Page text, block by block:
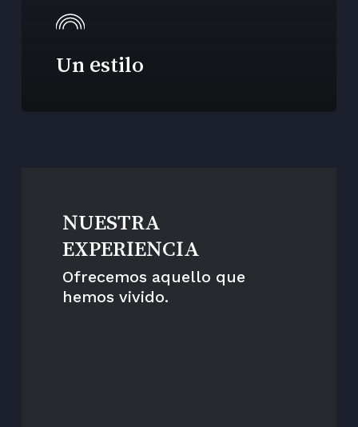
Un estilo
NUESTRA
EXPERIENCIA
Ofrecemos aquello que
hemos vivido.